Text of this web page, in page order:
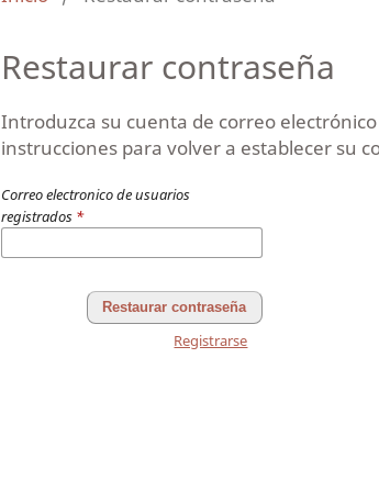
Restaurar contraseña
Introduzca su cuenta de correo
instrucciones para volver a establecer su
Correo electronico de usuarios
registrados *
Restaurar contraseña
Registrarse